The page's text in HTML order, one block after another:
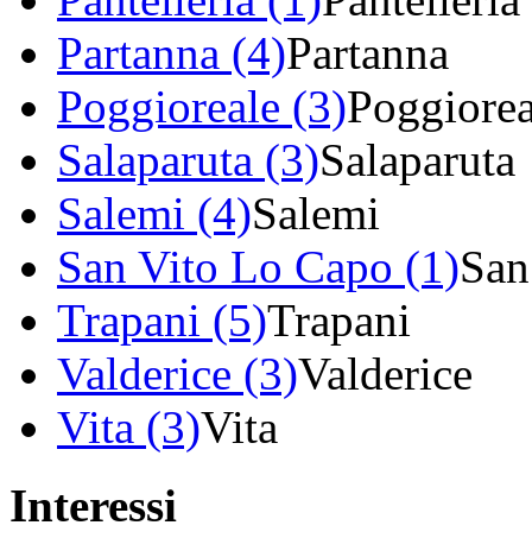
Partanna (4)Partanna
Poggioreale (3)
Salaparuta (3)Salaparuta
Salemi (4)Salemi
San Vito Lo Capo (1)
Trapani (5)Trapani
Valderice (3)Valderice
Vita (3)Vita
Interessi